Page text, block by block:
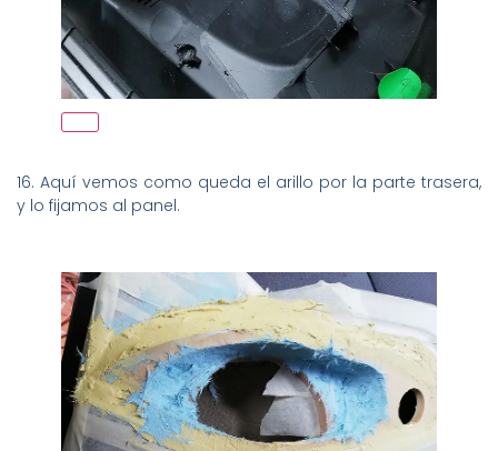
16. Aquí vemos como queda el arillo por la parte trasera,
y lo fijamos al panel.